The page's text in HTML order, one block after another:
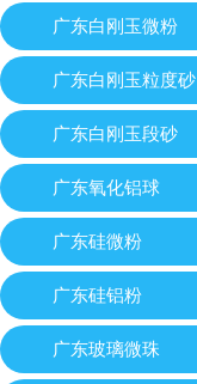
广东白刚玉微粉
广东白刚玉粒度砂
广东白刚玉段砂
广东氧化铝球
广东硅微粉
广东硅铝粉
广东玻璃微珠